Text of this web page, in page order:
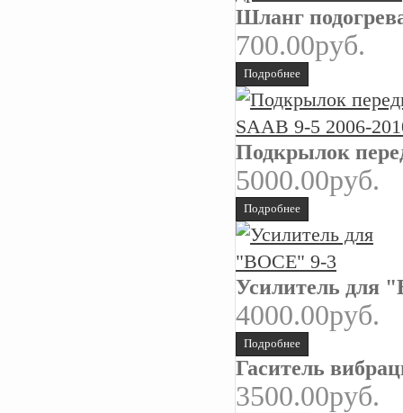
Шланг
700.00руб.
Подробнее
Подкрылок
5000.00руб.
Подробнее
Усилитель для
4000.00руб.
Подробнее
Гаситель
3500.00руб.